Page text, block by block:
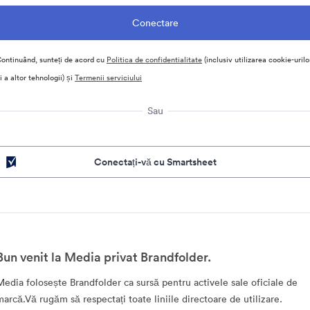
sunteți de acord cu Politica de confidentialitate(inclusiv utilizarea cookie-
a altor tehnologii) și Termenii serviciului
Sau
Conectați-vă cu Smartsheet
venit la Media privat Brandfolder.
folosește Brandfolder ca sursă pentru activele sale oficiale de
rugăm să respectați toate liniile directoare de utilizare.